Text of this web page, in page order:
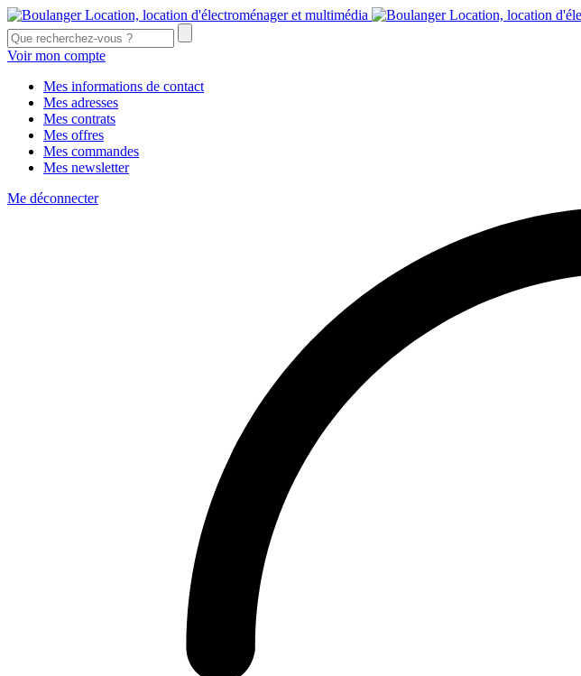
Voir mon compte
Mes informations de contact
Mes adresses
Mes contrats
Mes offres
Mes commandes
Mes newsletter
Me déconnecter